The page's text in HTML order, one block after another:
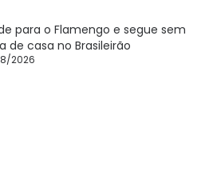
para o Flamengo e segue sem
de casa no Brasileirão
2026